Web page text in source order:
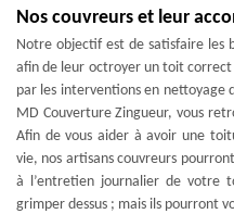
Nos couvreurs et leur
Notre objectif est de satisfaire les
afin de leur octroyer un toit
par les interventions en nettoyage
MD Couverture Zingueur, vous
Afin de vous aider à avoir une
vie, nos artisans couvreurs
à l’entretien journalier de votre
grimper dessus ; mais ils pourront